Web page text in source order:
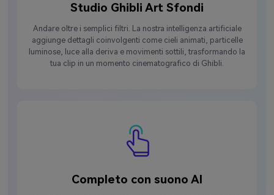
Studio Ghibli Art Sfondi
Andare oltre i semplici filtri. La nostra intelligenza artificiale
aggiunge dettagli coinvolgenti come cieli animati, particelle
luminose, luce alla deriva e movimenti sottili, trasformando la
tua clip in un momento cinematografico di Ghibli.
Completo con suono AI